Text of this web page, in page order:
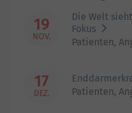
19
NOV.
Die Welt
Fokus
Patienten,
17
DEZ.
Patienten,